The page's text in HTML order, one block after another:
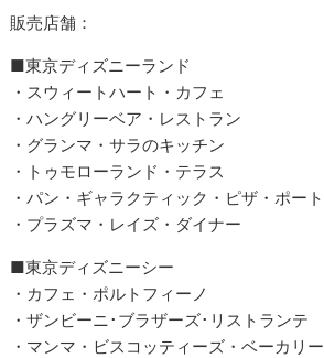
販売店舗：
■東京ディズニーランド
・スウィートハート・カフェ
・ハングリーベア・レストラン
・グランマ・サラのキッチン
・トゥモローランド・テラス
・パン・ギャラクティック・ピザ・ポート
・プラズマ・レイズ・ダイナー
■東京ディズニーシー
・カフェ・ポルトフィーノ
・ザンビーニ･ブラザーズ･リストランテ
・マンマ・ビスコッティーズ・ベーカリー